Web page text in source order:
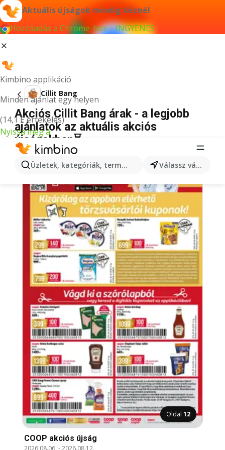
Aktuális újságok mindig kéznél
Hozzáadás a Chrome-hoz – INGYENES
Kimbino applikáció
Minden ajánlat egy helyen
(14,1 E értékelés)
Nyissa meg a
Üzletek, kategóriák, termékek keresése... Válassz várost
Cillit Bang
Akciós Cillit Bang árak - a legjobb
ajánlatok az aktuális akciós
újságokban⏳
Oldal 12
COOP akciós újság